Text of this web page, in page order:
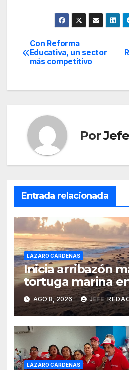
Navegación
de
entradas
Con Reforma
Educativa, un sector
más competitivo
Por
Entrada relacionada
LÁZARO CÁRDENAS
Inicia arribazón
tortuga marina
Michoacán
AGO 8, 2026 JEFE
LÁZARO CÁRDENAS